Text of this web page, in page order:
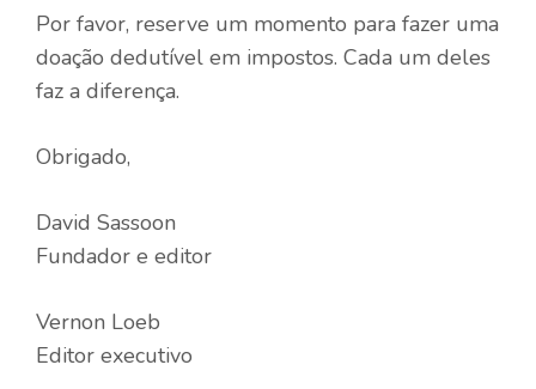
Por favor, reserve um momento para fazer uma
doação dedutível em impostos. Cada um deles
faz a diferença.
Obrigado,
David Sassoon
Fundador e editor
Vernon Loeb
Editor executivo